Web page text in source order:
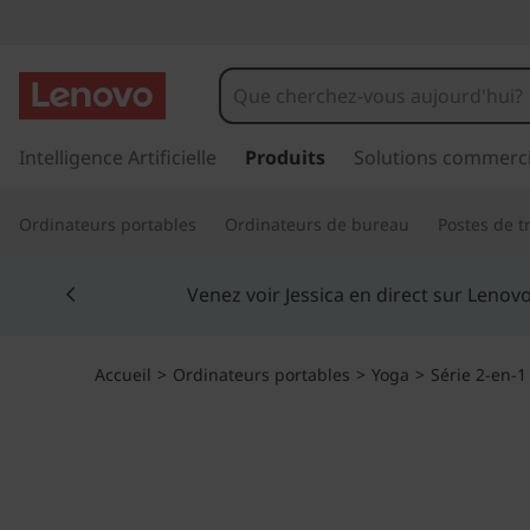
d
n
a
e
Intelligence Artificielle Produits Solutions
Ordinateurs portables Ordinateurs de bureau Postes de
Accueil > Ordinateurs portables > Yoga > Série 2-en-1